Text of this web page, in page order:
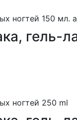
гель-